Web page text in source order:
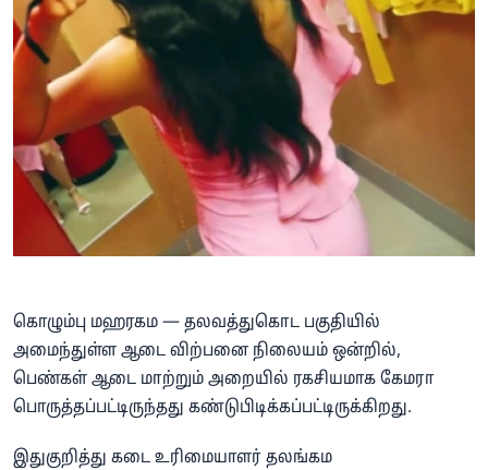
கொழும்பு மஹரகம — தலவத்துகொட பகுதியில்
அமைந்துள்ள ஆடை விற்பனை நிலையம் ஒன்றில்,
பெண்கள் ஆடை மாற்றும் அறையில் ரகசியமாக கேமரா
பொருத்தப்பட்டிருந்தது கண்டுபிடிக்கப்பட்டிருக்கிறது.
இதுகுறித்து கடை உரிமையாளர் தலங்கம